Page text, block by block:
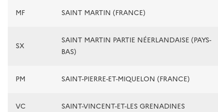
MF SAINT MARTIN (FRANCE)
SX
SAINT MARTIN PARTIE NÉERLANDAISE (PAYS-
BAS)
PM SAINT-PIERRE-ET-MIQUELON (FRANCE)
VC SAINT-VINCENT-ET-LES GRENADINES